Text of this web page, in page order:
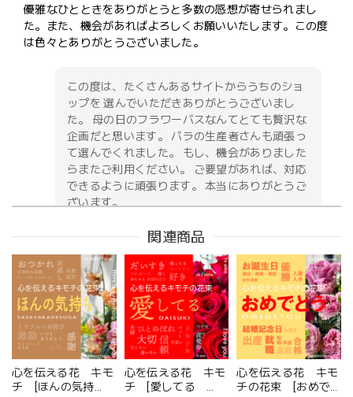
優雅なひとときをありがとうと多数の感想が寄せられまし
た。また、機会があればよろしくお願いいたします。この度
は色々とありがとうございました。
この度は、たくさんあるサイトからうちのショ
ップを 選んでいただきありがとうございまし
た。 母の日のフラワーバスなんてとても贅沢な
企画だと思います。 バラの生産者さんも頑張っ
て選んでくれました。 もし、機会がありました
らまたご利用ください。 ご要望があれば、対応
できるように頑張ります。 本当にありがとうご
ざいます。
お供え花アレンジメント「紫香の祈り」｜春彼岸・お盆・命日・法事の供花
2026/05/09
無事に届いたようです。 注文時に、間違えて記入してどう
しようと思っていた所に、丁寧な電話をいただき助かりまし
た。 送り先の友人から写真が送られてきましたが、とても
立派なアレンジメントで感激しました。 友人も喜んでいま
関連商品
心を伝える花 キモ
チ [ほんの気持
心を伝える花 キモ
チ [愛してる
心を伝える花 キモ
チの花束 [おめで